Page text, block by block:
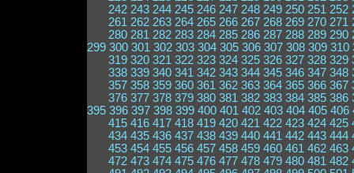
242 243 244 245 246 247 248 249 250 251 252
261 262 263 264 265 266 267 268 269 270 271
280 281 282 283 284 285 286 287 288 289 290
299 300 301 302 303 304 305 306 307 308 309 310
319 320 321 322 323 324 325 326 327 328 329
338 339 340 341 342 343 344 345 346 347 348
357 358 359 360 361 362 363 364 365 366 367
376 377 378 379 380 381 382 383 384 385 386
395 396 397 398 399 400 401 402 403 404 405 406
415 416 417 418 419 420 421 422 423 424 425
434 435 436 437 438 439 440 441 442 443 444
453 454 455 456 457 458 459 460 461 462 463
472 473 474 475 476 477 478 479 480 481 482